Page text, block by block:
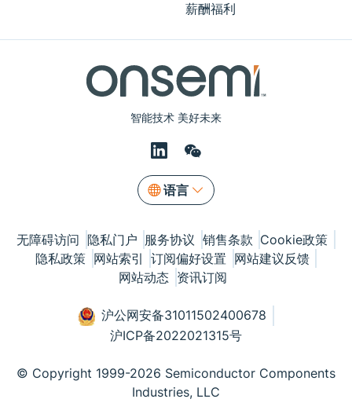
智能技术 美好未来
语言
薪酬福利
无障碍访问 隐私门户 服务协议 销售条款 Cookie政策
隐私政策 网站索引 订阅偏好设置 网站建议反馈
网站动态 资讯订阅
沪公网安备31011502400678
沪ICP备2022021315号
© Copyright 1999-2026 Semiconductor Components
Industries, LLC